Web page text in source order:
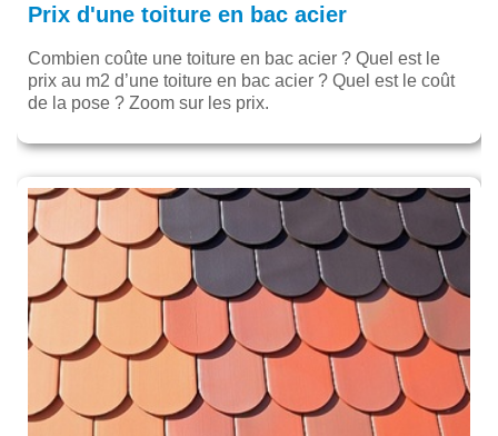
Prix d'une toiture en bac acier
Combien coûte une toiture en bac acier ? Quel est le
prix au m2 d’une toiture en bac acier ? Quel est le coût
de la pose ? Zoom sur les prix.